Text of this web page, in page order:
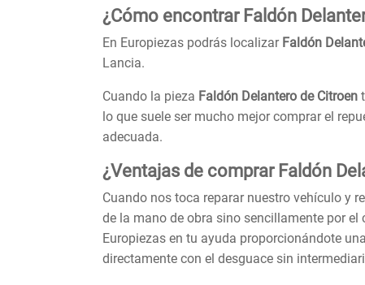
¿Cómo encontrar Faldón
En Europiezas podrás localizar Faldón
Lancia.
Cuando la pieza Faldón Delantero de Citroen
lo que suele ser mucho mejor comprar el
adecuada.
¿Ventajas de comprar Faldón
Cuando nos toca reparar nuestro vehículo y
de la mano de obra sino sencillamente por
Europiezas en tu ayuda proporcionándote
directamente con el desguace sin